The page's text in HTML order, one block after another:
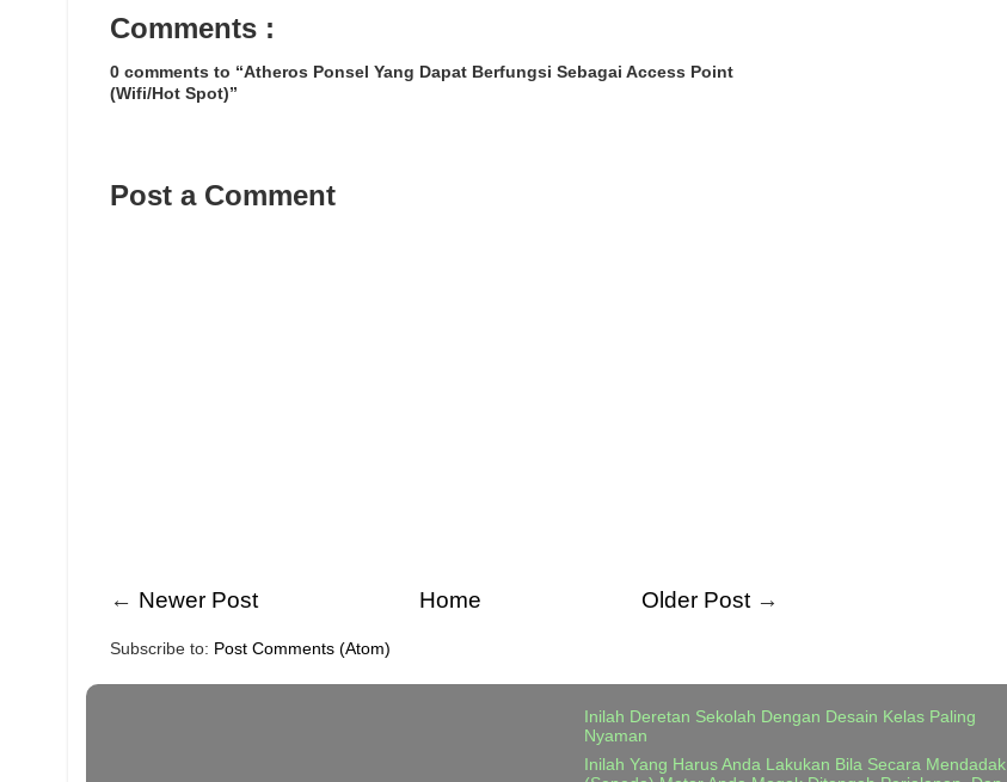
Comments :
0 comments to “Atheros Ponsel Yang Dapat Berfungsi Sebagai Access Point
(Wifi/Hot Spot)”
Post a Comment
← Newer Post Older Post→
Home
Subscribe to: Post Comments (Atom)
Inilah Deretan Sekolah Dengan Desain Kelas Paling
Nyaman
Inilah Yang Harus Anda Lakukan Bila Secara Mendadak